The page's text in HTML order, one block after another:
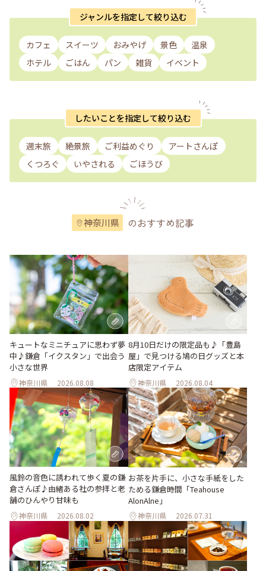
ジャンルを指定して絞り込む
カフェ スイーツ おみやげ 景色
温泉
ホテル
ごはん パン 雑貨 イベント
したいことを指定して絞り込む
週末旅 絶景旅 ご利益めぐり
アートさんぽ
くつろぐ
いやされる ごほうび
神奈川県 のおすすめ記事
キュートなミニチュアに思わず夢
中♪鎌倉「イクスタン」で出会う
小さな世界
神奈川県 2026.08.08
8月10日だけの限定品も♪「豊島
屋」で見つける鳩の日グッズと本
店限定アイテム
神奈川県 2026.08.04
風鈴の音色に誘われて歩く夏の鎌
倉さんぽ♪由緒ある社の参拝と老
舗のひんやり甘味も
神奈川県 2026.08.02
お茶を片手に、小さな手紙をした
ためる鎌倉時間「Teahouse
AlonAlne」
神奈川県 2026.07.31